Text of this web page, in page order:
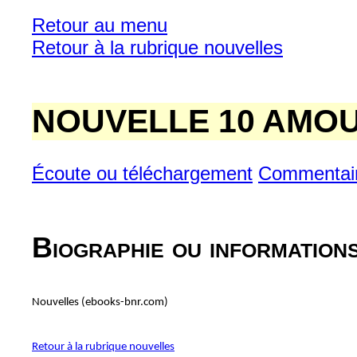
Retour au menu
Retour à la rubrique nouvelles
NOUVELLE 10
Écoute ou téléchargement
Biographie ou
Nouvelles (ebooks-bnr.com)
Retour à la rubrique nouvelles